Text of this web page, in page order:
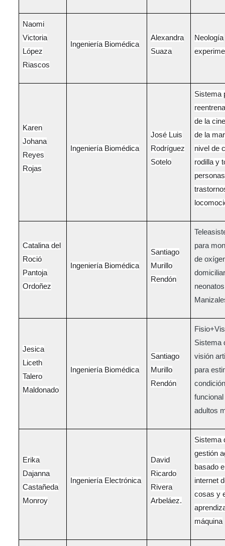
Naomi
Victoria
López
Riascos
Ingeniería Biomédica
Alexandra
Suaza
Neología
Karen
Johana
Reyes
Rojas
Ingeniería Biomédica
José Luis
Rodríguez
Sotelo
Sistema
de la
de la
nivel de
rodilla y
Catalina del
Roció
Pantoja
Ordoñez
Ingeniería Biomédica
Santiago
Murillo
Rendón
para
de
Jesica
Liceth
Talero
Maldonado
Ingeniería Biomédica
Santiago
Murillo
Rendón
Sistema
visión
para
funcional
adultos
Erika
Dajanna
Castañeda
Monroy
Ingeniería Electrónica
David
Ricardo
Rivera
Arbeláez.
Sistema
gestión
basado
internet
cosas y
máquina